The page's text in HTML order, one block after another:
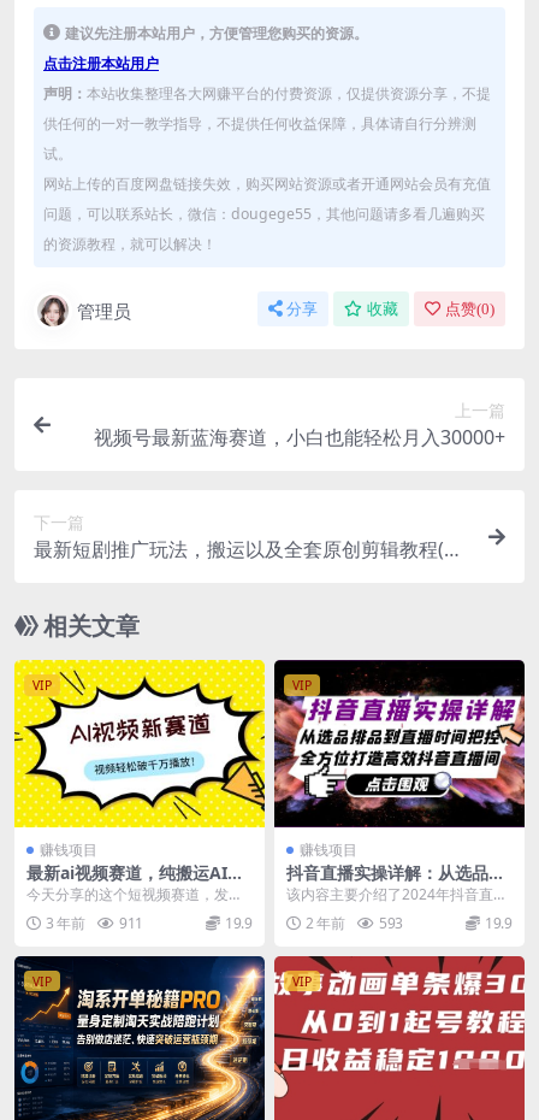
建议先注册本站用户，方便管理您购买的资源。
点击注册本站用户
声明： 本站收集整理各大网赚平台的付费资源，仅提供资源分享，不提
供任何的一对一教学指导，不提供任何收益保障，具体请自行分辨测
试。
网站上传的百度网盘链接失效，购买网站资源或者开通网站会员有充值
问题，可以联系站长，微信：dougege55，其他问题请多看几遍购买
的资源教程，就可以解决！
管理员 分享 收藏 点赞(0)
上一篇
视频号最新蓝海赛道，小白也能轻松月入30000+
下一篇
最新短剧推广玩法，搬运以及全套原创剪辑教程(附
相关文章
VIP
赚钱项目
最新ai视频赛道，纯搬运AI处
理，可过视频号、中视频原
今天分享的这个短视频赛道，发必
火，利用ai生成原创视频，完全脱
离人工，视频形式新...
3 年前 911 19.9
VIP
赚钱项目
抖音直播实操详解：从选品排
品到直播时间把控，全方位打
该内容主要介绍了2024年抖音直播
的核心逻辑和玩法，包括直播的底
层逻辑、蓝屏详解...
2 年前 593 19.9
VIP VIP